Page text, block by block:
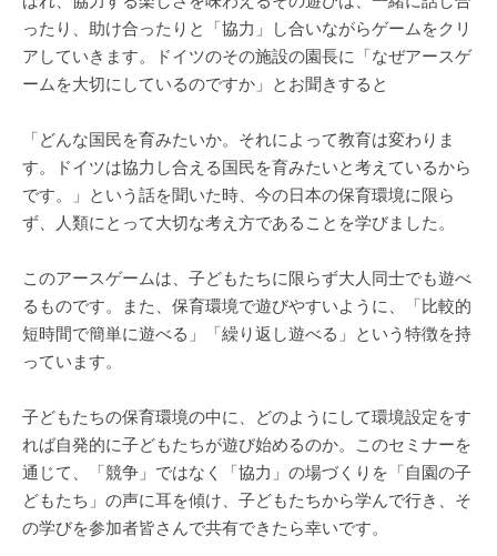
ったり、助け合ったりと「協力」し合いながらゲームをクリ
アしていきます。ドイツのその施設の園長に「なぜアースゲ
ームを大切にしているのですか」とお聞きすると
「どんな国民を育みたいか。それによって教育は変わりま
す。ドイツは協力し合える国民を育みたいと考えているから
です。」という話を聞いた時、今の日本の保育環境に限ら
ず、人類にとって大切な考え方であることを学びました。
このアースゲームは、子どもたちに限らず大人同士でも遊べ
るものです。また、保育環境で遊びやすいように、「比較的
短時間で簡単に遊べる」「繰り返し遊べる」という特徴を持
っています。
子どもたちの保育環境の中に、どのようにして環境設定をす
れば自発的に子どもたちが遊び始めるのか。このセミナーを
通じて、「競争」ではなく「協力」の場づくりを「自園の子
どもたち」の声に耳を傾け、子どもたちから学んで行き、そ
の学びを参加者皆さんで共有できたら幸いです。